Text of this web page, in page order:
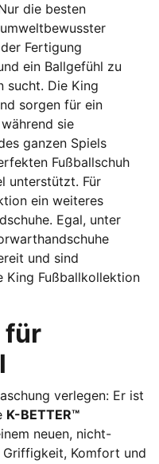
die besten
Fertigung
ein Ballgefühl zu
sucht. Die King
sorgen für ein
sie
ganzen Spiels
Fußballschuh
unterstützt. Für
ein weiteres
Egal, unter
und sind
King Fußballkollektion
für
verlegen: Er ist
K-BETTER™
neuen, nicht-
Komfort und